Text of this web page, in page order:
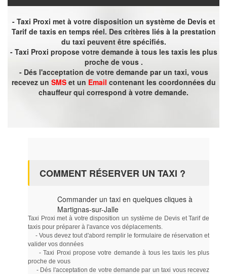
- Taxi Proxi met à votre disposition un système de Devis et
Tarif de taxis en temps réel. Des critères liés à la prestation
du taxi peuvent être spécifiés.
- Taxi Proxi propose votre demande à tous les taxis les plus
proche de vous .
- Dés l'acceptation de votre demande par un taxi, vous
recevez un SMSet un Email contenant les coordonnées du
chauffeur qui correspond à votre demande.
COMMENT RÉSERVER UN TAXI ?
Commander un taxi en quelques cliques à
Martignas-sur-Jalle
Taxi Proxi met à votre disposition un système de Devis et Tarif de
taxis pour préparer à l'avance vos déplacements.
- Vous devez tout d'abord remplir le formulaire de réservation et
valider vos données
- Taxi Proxi propose votre demande à tous les taxis les plus
proche de vous
- Dés l'acceptation de votre demande par un taxi vous recevez